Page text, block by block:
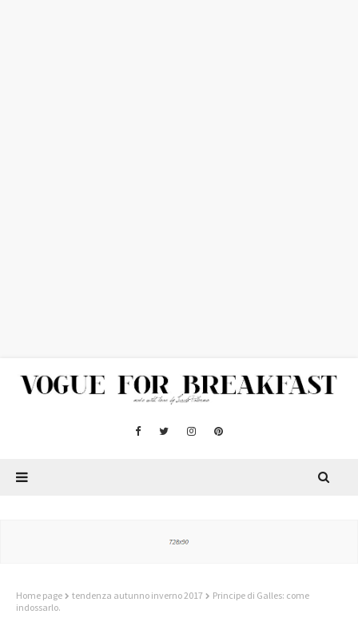
Home page tendenza autunno inverno 2017
Principe di Galles: come
indossarlo.